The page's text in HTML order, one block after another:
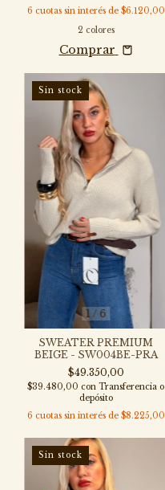
6 cuotas sin interés de $6.120,00
2 colores
Comprar
1/ 6
Sin stock
SWEATER PREMIUM
BEIGE - SW004BE-PRA
$49.350,00
$39.480,00 con Transferencia o
depósito
6 cuotas sin interés de $8.225,00
Sin stock